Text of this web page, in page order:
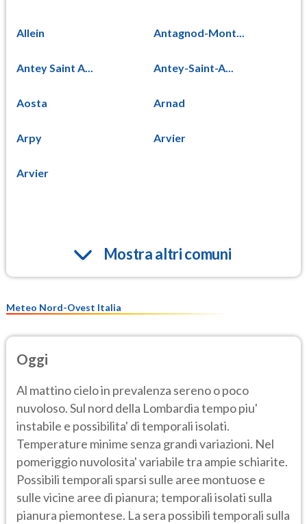
Allein Antagnod-Mont...
Antey Saint A... Antey-Saint-A...
Aosta Arnad
Arpy Arvier
Arvier
Mostra altri comuni
Meteo Nord-Ovest Italia
Oggi
Al mattino cielo in prevalenza sereno o poco
nuvoloso. Sul nord della Lombardia tempo piu'
instabile e possibilita' di temporali isolati.
Temperature minime senza grandi variazioni. Nel
pomeriggio nuvolosita' variabile tra ampie schiarite.
Possibili temporali sparsi sulle aree montuose e
sulle vicine aree di pianura; temporali isolati sulla
pianura piemontese. La sera possibili temporali sulla